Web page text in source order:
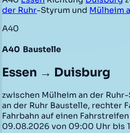
der Ruhr-Styrum und Mülheim
A40
A40 Baustelle
Essen → Duisburg
zwischen Mülheim an der
an der Ruhr Baustelle, rechter
Fahrbahn auf einen
09.08.2026 von 09:00 Uhr bis